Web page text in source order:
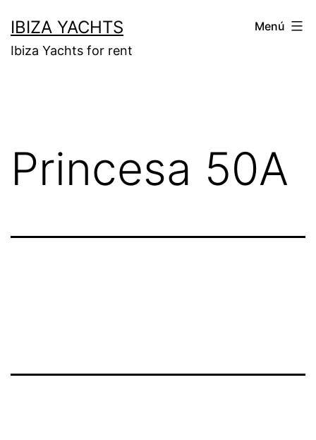
contenido
IBIZA YACHTS
Ibiza Yachts for rent
Menú
Princesa 50A